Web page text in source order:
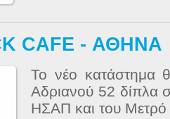
CAFE - ΑΘΗΝΑ
Το νέο κατάστημα
Αδριανού 52 δίπλα
ΗΣΑΠ και του